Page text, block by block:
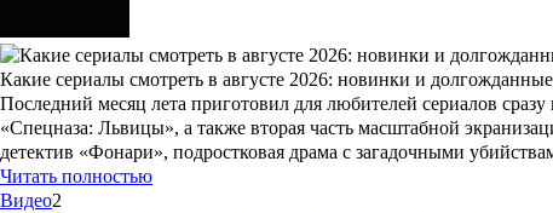
Какие сериалы смотреть в августе 2026: новинки и
Последний месяц лета приготовил для любителей сериалов
«Спецназа: Львицы», а также вторая часть масштабной
детектив «Фонари», подростковая драма с загадочными
Читать полностью
Видео2